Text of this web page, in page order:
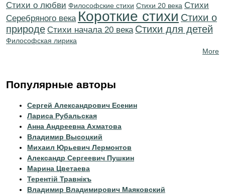
Стихи о любви Философские стихи Стихи 20 века Cтихи
Серебряного века Короткие стихи Стихи о
природе Cтихи начала 20 века Стихи для детей
Философская лирика
More
Популярные авторы
Сергей Александрович Есенин
Лариса Рубальская
Анна Андреевна Ахматова
Владимир Высоцкий
Михаил Юрьевич Лермонтов
Александр Сергеевич Пушкин
Марина Цветаева
Терентiй Травнiкъ
Владимир Владимирович Маяковский